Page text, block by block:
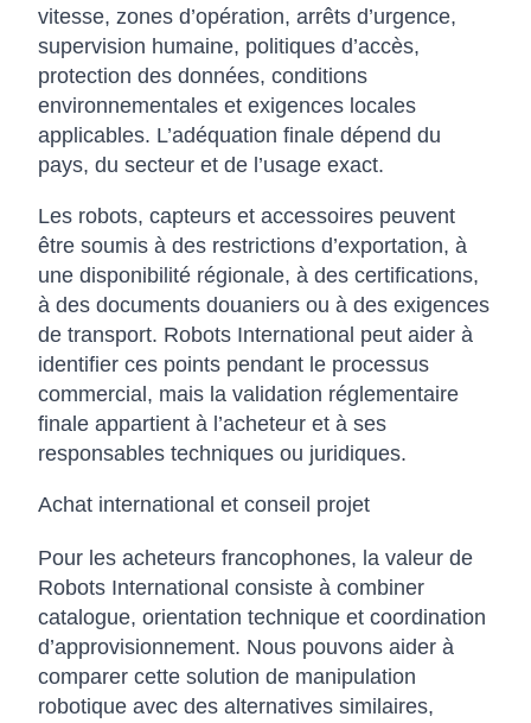
vitesse, zones d’opération, arrêts d’urgence,
supervision humaine, politiques d’accès,
protection des données, conditions
environnementales et exigences locales
applicables. L’adéquation finale dépend du
pays, du secteur et de l’usage exact.
Les robots, capteurs et accessoires peuvent
être soumis à des restrictions d’exportation, à
une disponibilité régionale, à des certifications,
à des documents douaniers ou à des exigences
de transport. Robots International peut aider à
identifier ces points pendant le processus
commercial, mais la validation réglementaire
finale appartient à l’acheteur et à ses
responsables techniques ou juridiques.
Achat international et conseil projet
Pour les acheteurs francophones, la valeur de
Robots International consiste à combiner
catalogue, orientation technique et coordination
d’approvisionnement. Nous pouvons aider à
comparer cette solution de manipulation
robotique avec des alternatives similaires,